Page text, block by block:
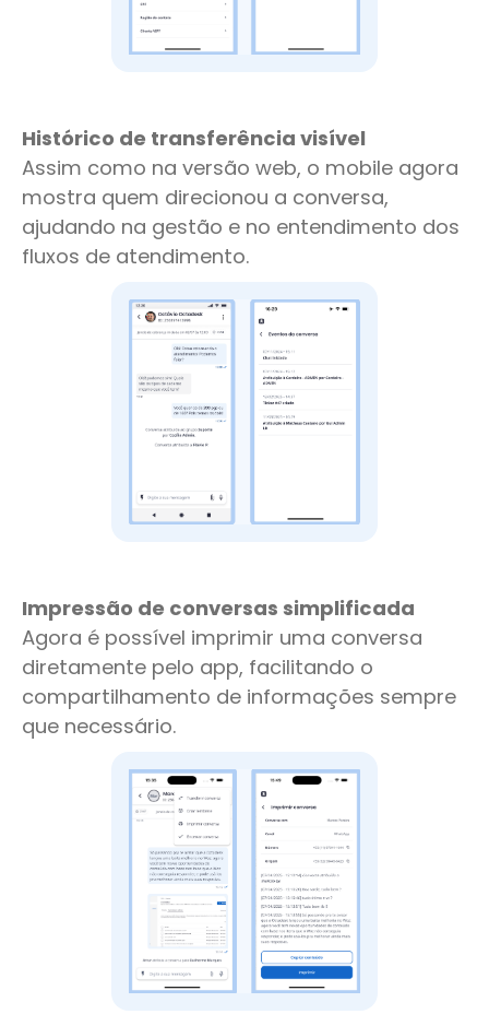
Histórico de transferência visível
Assim como na versão web, o mobile agora
mostra quem direcionou a conversa,
ajudando na gestão e no entendimento dos
fluxos de atendimento.
Impressão de conversas simplificada
Agora é possível imprimir uma conversa
diretamente pelo app, facilitando o
compartilhamento de informações sempre
que necessário.